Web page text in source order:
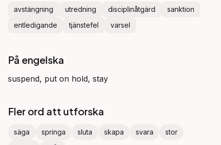
avstängning utredning disciplinåtgärd
sanktion
entledigande
tjänstefel varsel
På engelska
suspend, put on hold, stay
Fler ord att utforska
säga springa sluta skapa svara
stor